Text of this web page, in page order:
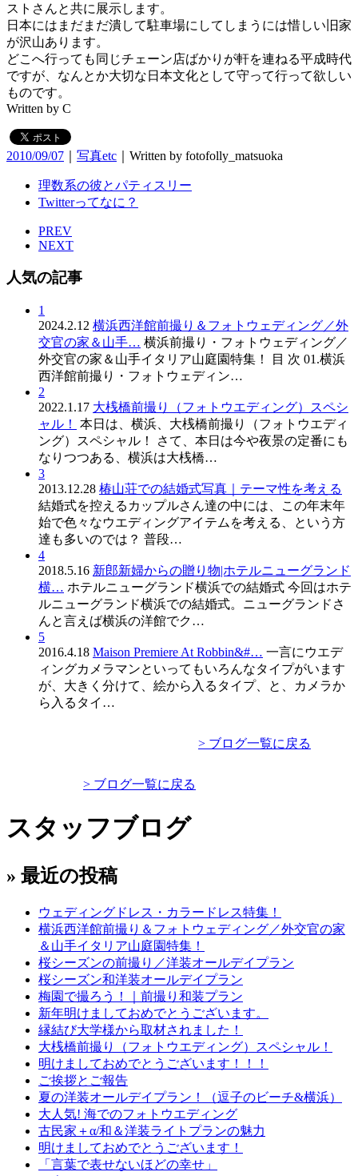
ストさんと共に展示します。
日本にはまだまだ潰して駐車場にしてしまうには惜しい旧家
が沢山あります。
どこへ行っても同じチェーン店ばかりが軒を連ねる平成時代
ですが、なんとか大切な日本文化として守って行って欲しい
ものです。
Written by C
2010/09/07 写真etc ｜Written by fotofolly_matsuoka
理数系の彼とパティスリー
Twitterってなに？
PREV
NEXT
人気の記事
1
2024.2.12 横浜西洋館前撮り＆フォトウェディング／外
交官の家＆山手… 横浜前撮り・フォトウェディング／
外交官の家＆山手イタリア山庭園特集！ 目 次 01.横浜
西洋館前撮り・フォトウェディン…
2
2022.1.17 大桟橋前撮り（フォトウエディング）スペシ
ャル！
本日は、横浜、大桟橋前撮り（フォトウエディ
ング）スペシャル！ さて、本日は今や夜景の定番にも
なりつつある、横浜は大桟橋…
3
2013.12.28 椿山荘での結婚式写真｜テーマ性を考える
結婚式を控えるカップルさん達の中には、この年末年
始で色々なウエディングアイテムを考える、という方
達も多いのでは？ 普段…
4
2018.5.16 新郎新婦からの贈り物|ホテルニューグランド
横… ホテルニューグランド横浜での結婚式 今回はホテ
ルニューグランド横浜での結婚式。ニューグランドさ
んと言えば横浜の洋館でク…
5
2016.4.18 Maison Premiere At Robbin&#… 一言にウエデ
ィングカメラマンといってもいろんなタイプがいます
が、大きく分けて、絵から入るタイプ、と、カメラか
ら入るタイ…
> ブログ一覧に戻る
> ブログ一覧に戻る
スタッフブログ
» 最近の投稿
ウェディングドレス・カラードレス特集！
横浜西洋館前撮り＆フォトウェディング／外交官の家
＆山手イタリア山庭園特集！
桜シーズンの前撮り／洋装オールデイプラン
桜シーズン和洋装オールデイプラン
梅園で撮ろう！｜前撮り和装プラン
新年明けましておめでとうございます。
縁結び大学様から取材されました！
大桟橋前撮り（フォトウエディング）スペシャル！
明けましておめでとうございます！！！
ご挨拶とご報告
夏の洋装オールデイプラン！（逗子のビーチ&横浜）
大人気! 海でのフォトウエディング
古民家＋α/和＆洋装ライトプランの魅力
明けましておめでとうございます！
「言葉で表せないほどの幸せ」